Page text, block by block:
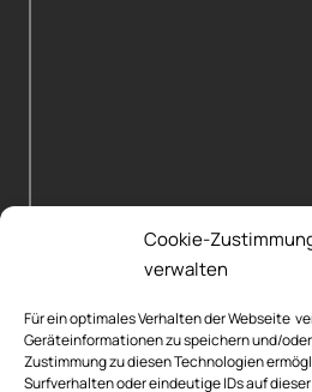
Cookie-
verwalten
Für ein optimales Verhalten der Webseite
Geräteinformationen zu speichern und/
Zustimmung zu diesen Technologien
Surfverhalten oder eindeutige IDs auf